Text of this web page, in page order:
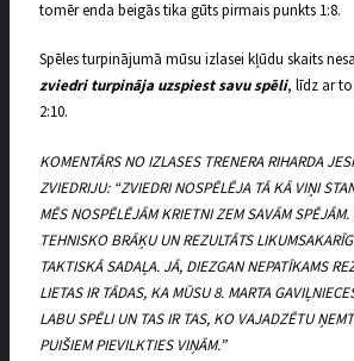
tomēr enda beigās tika gūts pirmais punkts 1:8.
Spēles turpinājumā mūsu izlasei kļūdu skaits
zviedri turpināja uzspiest savu spēli, līdz ar
2:10.
KOMENTĀRS NO IZLASES TRENERA RIHARDA
ZVIEDRIJU: “ZVIEDRI NOSPĒLĒJA TĀ KĀ VIŅI
MĒS NOSPĒLĒJĀM KRIETNI ZEM SAVĀM
TEHNISKO BRĀĶU UN REZULTĀTS
TAKTISKĀ SADAĻA. JĀ, DIEZGAN NEPATĪKAMS
LIETAS IR TĀDAS, KA MŪSU 8. MARTA
LABU SPĒLI UN TAS IR TAS, KO VAJADZĒTU
PUIŠIEM PIEVILKTIES VIŅĀM.”